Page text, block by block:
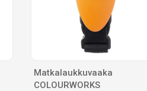
Matkalaukkuvaaka
COLOURWORKS